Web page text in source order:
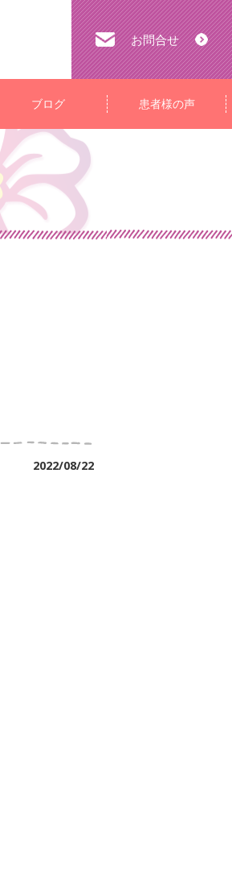
お問合せ
ブログ 患者様の声
2022/08/22